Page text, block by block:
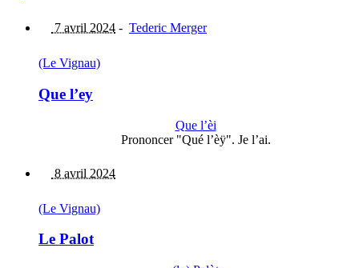
7 avril 2024 - Tederic Merger
(Le Vignau)
Que l’ey
Que l’èi
Prononcer "Qué l’èÿ". Je l’ai.
8 avril 2024
(Le Vignau)
Le Palot